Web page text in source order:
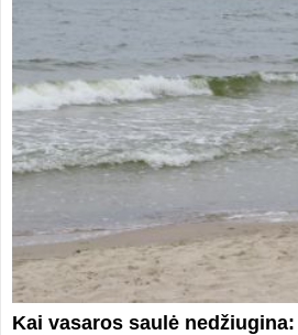
Kai vasaros saulė